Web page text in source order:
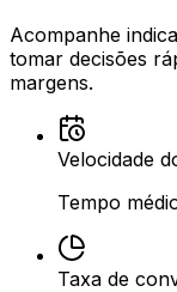
Acompanhe
tomar decisões
margens.
Velocidade
Tempo
Taxa de